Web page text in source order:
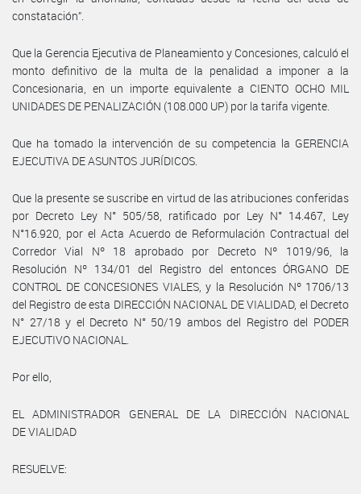
constatación”.
Que la Gerencia Ejecutiva de Planeamiento y Concesiones, calculó el
monto definitivo de la multa de la penalidad a imponer a la
Concesionaria, en un importe equivalente a CIENTO OCHO MIL
UNIDADES DE PENALIZACIÓN (108.000 UP) por la tarifa vigente.
Que ha tomado la intervención de su competencia la GERENCIA
EJECUTIVA DE ASUNTOS JURÍDICOS.
Que la presente se suscribe en virtud de las atribuciones conferidas
por Decreto Ley N° 505/58, ratificado por Ley N° 14.467, Ley
N°16.920, por el Acta Acuerdo de Reformulación Contractual del
Corredor Vial Nº 18 aprobado por Decreto Nº 1019/96, la
Resolución Nº 134/01 del Registro del entonces ÓRGANO DE
CONTROL DE CONCESIONES VIALES, y la Resolución Nº 1706/13
del Registro de esta DIRECCIÓN NACIONAL DE VIALIDAD, el Decreto
N° 27/18 y el Decreto N° 50/19 ambos del Registro del PODER
EJECUTIVO NACIONAL.
Por ello,
EL ADMINISTRADOR GENERAL DE LA DIRECCIÓN NACIONAL
DE VIALIDAD
RESUELVE: